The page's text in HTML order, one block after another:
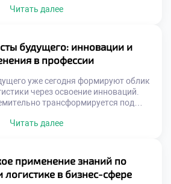
универсальный набор
профессионального роста.
отличается высокой динамикой
расширением. Карьерные лифты
быстрее, чем […]
Читать далее
будущего: инновации и
в профессии
уже сегодня формируют облик
через освоение инноваций.
трансформируется под
На смену им приходят
работы приобретает новое
должны быть готовы к
Технологический прогресс
Читать далее
применение знаний по
логистике в бизнес-сфере